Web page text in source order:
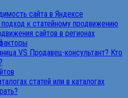
сайта в Яндексе
к статейному продвижению
сайтов в регионах
VS Продавец-консультант? Кто
статей или в каталогах